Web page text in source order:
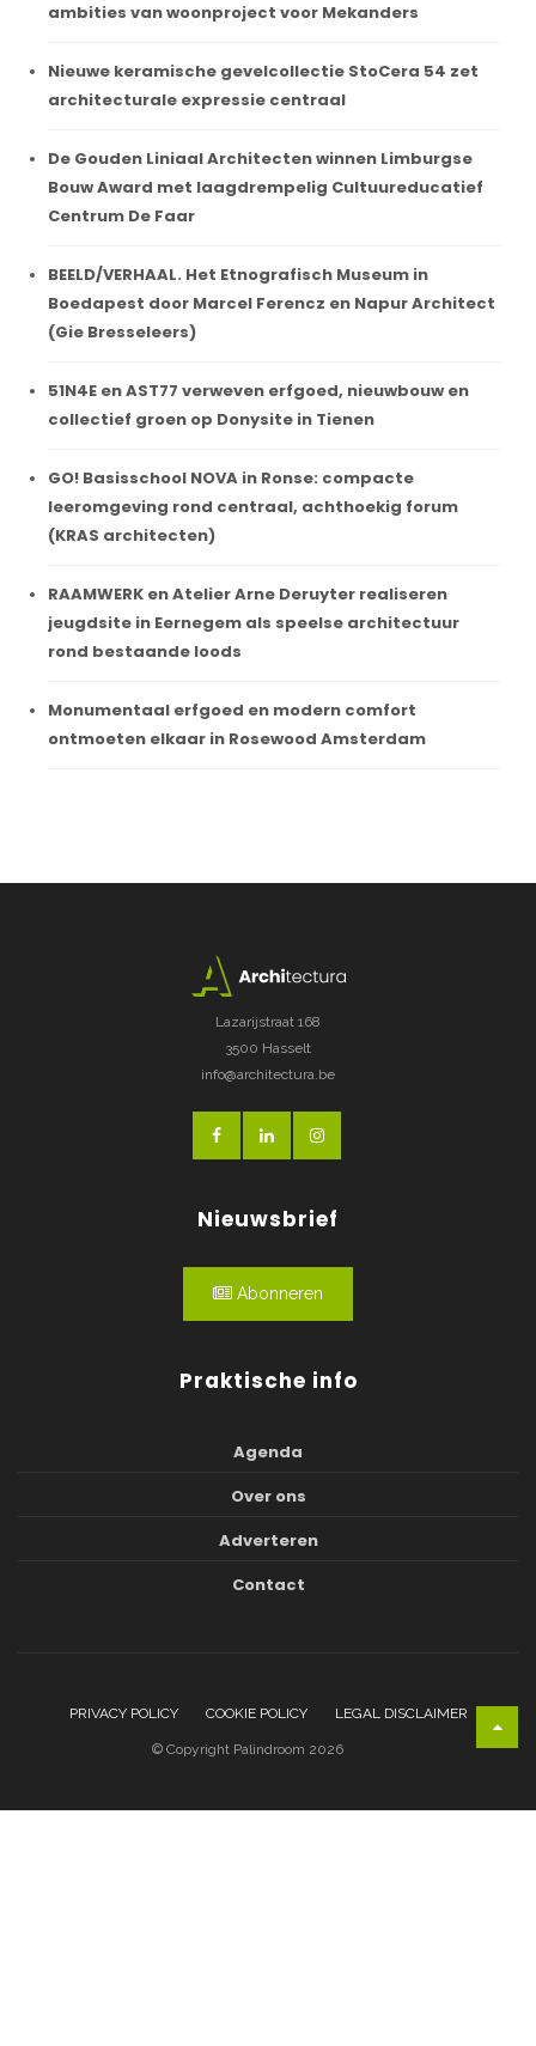
ambities van woonproject voor Mekanders
Nieuwe keramische gevelcollectie StoCera 54 zet
architecturale expressie centraal
De Gouden Liniaal Architecten winnen Limburgse
Bouw Award met laagdrempelig Cultuureducatief
Centrum De Faar
BEELD/VERHAAL. Het Etnografisch Museum in
Boedapest door Marcel Ferencz en Napur Architect
(Gie Bresseleers)
51N4E en AST77 verweven erfgoed, nieuwbouw en
collectief groen op Donysite in Tienen
GO! Basisschool NOVA in Ronse: compacte
leeromgeving rond centraal, achthoekig forum
(KRAS architecten)
RAAMWERK en Atelier Arne Deruyter realiseren
jeugdsite in Eernegem als speelse architectuur
rond bestaande loods
Monumentaal erfgoed en modern comfort
ontmoeten elkaar in Rosewood Amsterdam
Lazarijstraat 168
3500 Hasselt
info@architectura.be
Nieuwsbrief
Abonneren
Praktische info
Agenda
Over ons
Adverteren
Contact
PRIVACY POLICY COOKIE POLICY LEGAL DISCLAIMER
© Copyright Palindroom 2026